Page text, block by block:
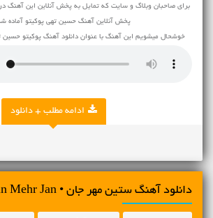
برای صاحبان وبلاگ و سایت که تمایل به پخش آنلاین این آهنگ
پخش آنلاین آهنگ حسین تهی پوکیتو آماده
خوشحال میشویم این آهنگ با عنوان دانلود آهنگ پوکیتو حسین
ادامه مطلب + دانلود
دانلود آهنگ ستین مهر جان • Satin Mehr Jan